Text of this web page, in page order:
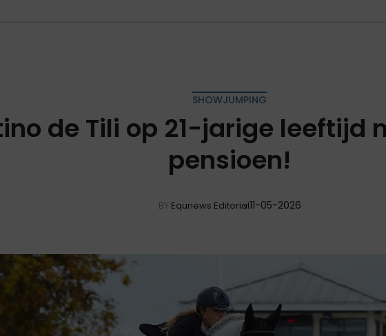
SHOWJUMPING
de Tili op 21-jarige leeftijd
pensioen!
BY Equnews Editorial11-05-2026